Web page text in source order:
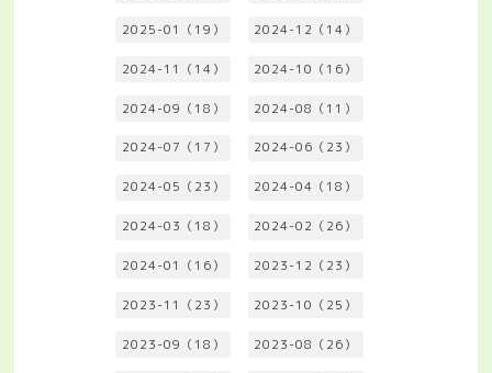
2025-01（19） 2024-12（14）
2024-11（14） 2024-10（16）
2024-09（18） 2024-08（11）
2024-07（17） 2024-06（23）
2024-05（23） 2024-04（18）
2024-03（18） 2024-02（26）
2024-01（16） 2023-12（23）
2023-11（23） 2023-10（25）
2023-09（18） 2023-08（26）